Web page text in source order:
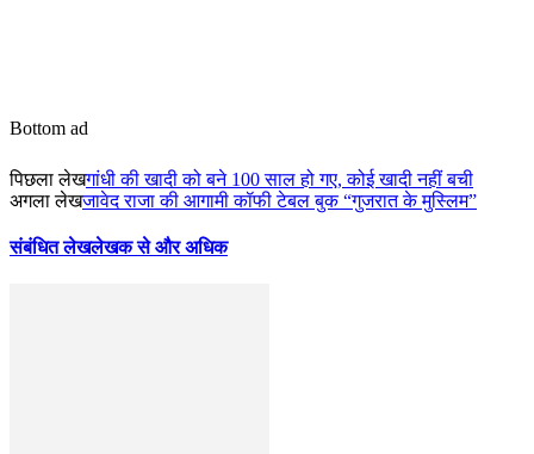
Bottom ad
पिछला लेखगांधी की खादी को बने 100 साल हो गए, कोई खादी नहीं बची
अगला लेखजावेद राजा की आगामी कॉफी टेबल बुक “गुजरात के मुस्लिम”
संबंधित लेखलेखक से और अधिक